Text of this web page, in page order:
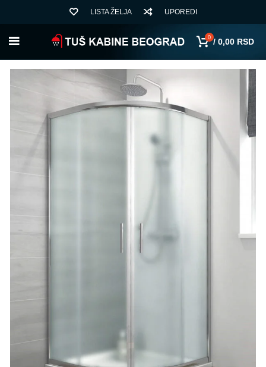
LISTA ŽELJA UPOREDI
0 / 0,00 RSD